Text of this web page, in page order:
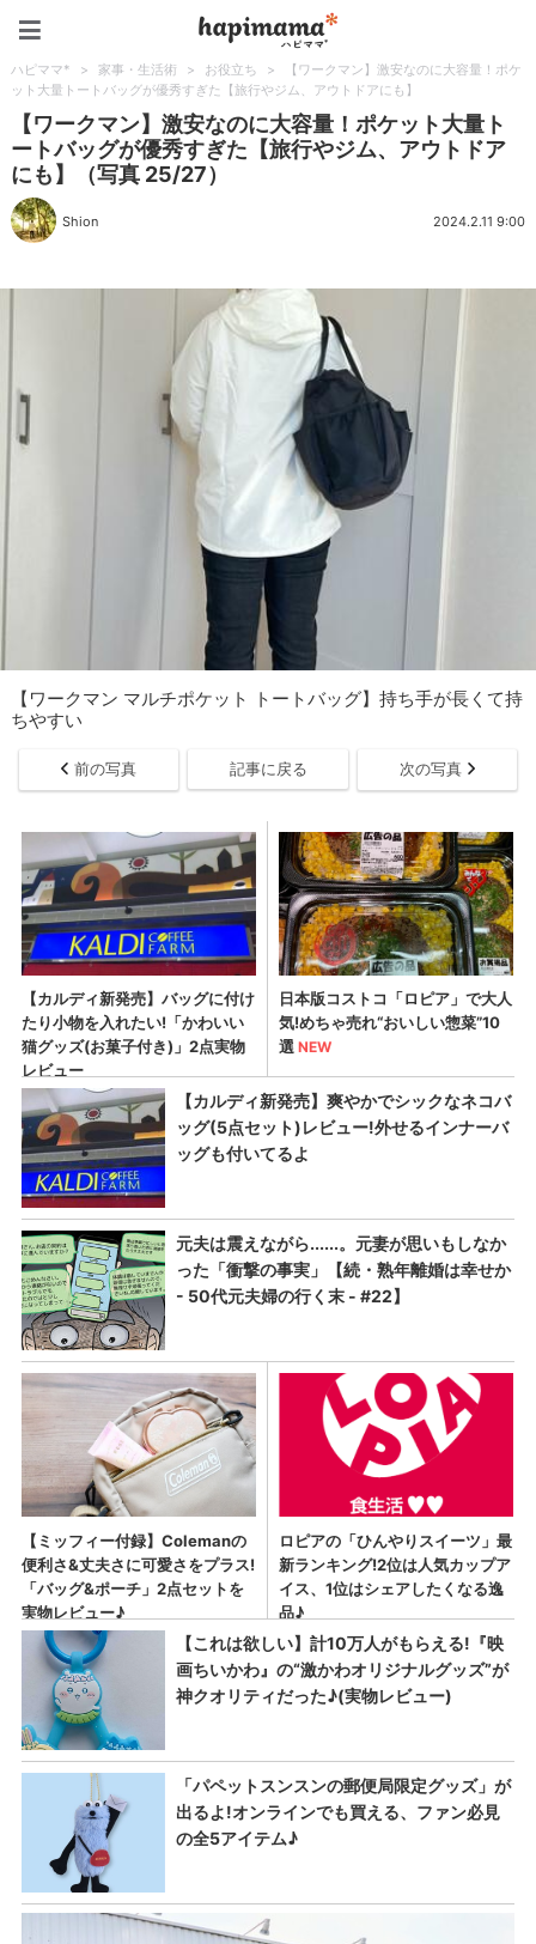
ハピママ* > 家事・生活術 > お役立ち >
【ワークマン】激安なのに大容量！ポケ
ット大量トートバッグが優秀すぎた【旅行やジム、アウトドアにも】
【ワークマン】激安なのに大容量！ポケット大量ト
ートバッグが優秀すぎた【旅行やジム、アウトドア
にも】（写真 25/27）
Shion 2024.2.11 9:00
【ワークマン マルチポケット トートバッグ】持ち手が長くて持
ちやすい
前の写真 記事に戻る 次の写真